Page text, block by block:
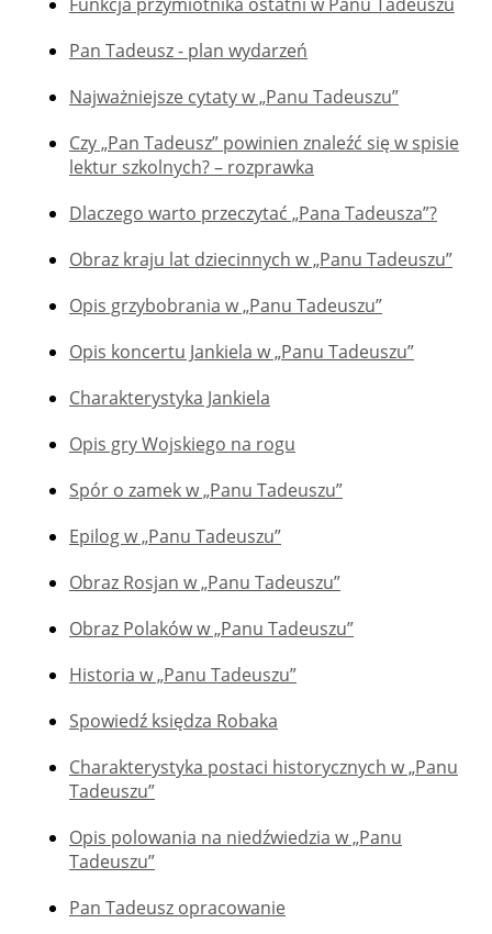
Pan Tadeusz - plan wydarzeń
Najważniejsze cytaty w „Panu Tadeuszu”
Czy „Pan Tadeusz” powinien znaleźć się w spisie
lektur szkolnych? – rozprawka
Dlaczego warto przeczytać „Pana Tadeusza”?
Obraz kraju lat dziecinnych w „Panu Tadeuszu”
Opis grzybobrania w „Panu Tadeuszu”
Opis koncertu Jankiela w „Panu Tadeuszu”
Charakterystyka Jankiela
Opis gry Wojskiego na rogu
Spór o zamek w „Panu Tadeuszu”
Epilog w „Panu Tadeuszu”
Obraz Rosjan w „Panu Tadeuszu”
Obraz Polaków w „Panu Tadeuszu”
Historia w „Panu Tadeuszu”
Spowiedź księdza Robaka
Charakterystyka postaci historycznych w „Panu
Tadeuszu”
Opis polowania na niedźwiedzia w „Panu
Tadeuszu”
Pan Tadeusz opracowanie